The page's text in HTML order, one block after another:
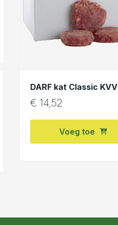
DARF kat Classic KVV
€ 14,52
Voeg toe